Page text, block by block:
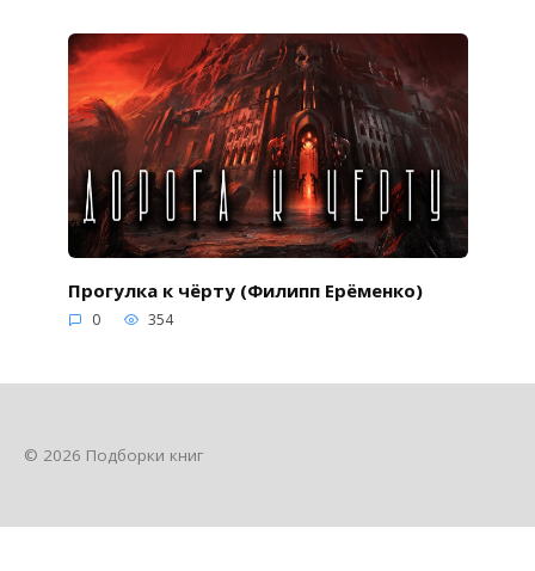
Прогулка к чёрту (Филипп Ерёменко)
0 354
© 2026 Подборки книг